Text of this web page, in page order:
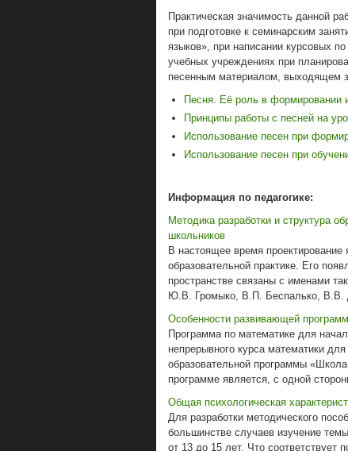
Практическая значимость данной
при подготовке к семинарским
языков», при написании курсовых
учебных учреждениях при
песенным материалом, выходящем
Песня. Её роль в формировании
Принципы работы с песней на
Использование песен при
Использование песен при
Информация по педагогике:
Методика разработки и структура
школьников
В настоящее время проектирование
образовательной практике. Его
пространстве связаны с именами
Ю.В. Громыко, В.П. Беспалько, В.В.
Особенности развивающей
Программа по математике для
непрерывного курса математики
образовательной программы
программе является, с одной
Общая психологическая
Для разработки методического
большинстве случаев изучение
от 13 до 15 лет. Что соответствует